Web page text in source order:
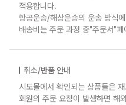
적용합니다.
항공운송/해상운송의 운송 방식
배송비는 주문 과정 중"주문서"
취소/반품 안내
시도몰에서 확인되는 상품들은
회원의 주문 요청이 발생하면 해